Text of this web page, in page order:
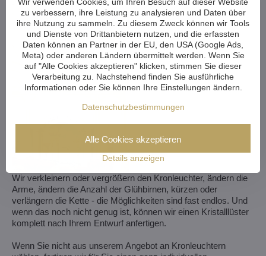
Wir verkleinern oder vergrößern den Kronleuchter, ändern die
Arme, ändern die Anzahl der Glühbirnen, kürzen oder
verlängern die Kette - die Möglichkeiten sind fast endlos. Und
wenn das noch nicht genug ist, können wir einen Kristalllüster
komplett nach Ihrem Entwurf anfertigen.
Wenn Sie nicht aus unserem Angebot an Kronleuchtern
zu verbessern, ihre Leistung zu analysieren und Daten über
ihre Nutzung zu sammeln. Zu diesem Zweck können wir Tools
und Dienste von Drittanbietern nutzen, und die erfassten
Daten können an Partner in der EU, den USA (Google Ads,
Meta) oder anderen Ländern übermittelt werden. Wenn Sie
auf "Alle Cookies akzeptieren" klicken, stimmen Sie dieser
Verarbeitung zu. Nachstehend finden Sie ausführliche
Informationen oder Sie können Ihre Einstellungen ändern.
Datenschutzbestimmungen
Details anzeigen
Alle Cookies akzeptieren